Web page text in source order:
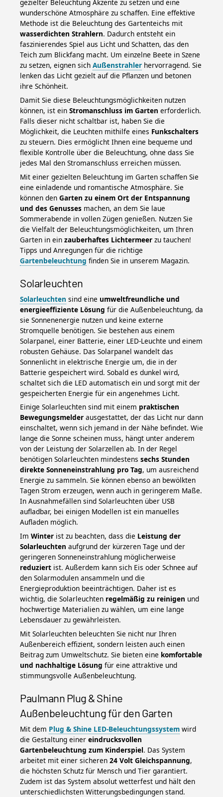
gezielter Beleuchtung Akzente zu setzen und eine
wunderschöne Atmosphäre zu schaffen. Eine effektive
Methode ist die Beleuchtung des Gartenteichs mit
wasserdichten Strahlern. Dadurch entsteht ein
faszinierendes Spiel aus Licht und Schatten, das den
Teich zum Blickfang macht. Um einzelne Beete in Szene
zu setzen, eignen sich Außenstrahler hervorragend. Sie
lenken das Licht gezielt auf die Pflanzen und betonen
ihre Schönheit.
Damit Sie diese Beleuchtungsmöglichkeiten nutzen
können, ist ein Stromanschluss im Garten erforderlich.
Falls dieser nicht schaltbar ist, haben Sie die
Möglichkeit, die Leuchten mithilfe eines Funkschalters
zu steuern. Dies ermöglicht Ihnen eine bequeme und
flexible Kontrolle über die Beleuchtung, ohne dass Sie
jedes Mal den Stromanschluss erreichen müssen.
Mit einer gezielten Beleuchtung im Garten schaffen Sie
eine einladende und romantische Atmosphäre. Sie
können den Garten zu einem Ort der Entspannung
und des Genusses machen, an dem Sie laue
Sommerabende in vollen Zügen genießen. Nutzen Sie
die Vielfalt der Beleuchtungsmöglichkeiten, um Ihren
Garten in ein zauberhaftes Lichtermeer zu tauchen!
Tipps und Anregungen für die richtige
Gartenbeleuchtung finden Sie in unserem Magazin.
Solarleuchten
Solarleuchten sind eine umweltfreundliche und
energieeffiziente Lösung für die Außenbeleuchtung, da
sie Sonnenenergie nutzen und keine externe
Stromquelle benötigen. Sie bestehen aus einem
Solarpanel, einer Batterie, einer LED-Leuchte und einem
robusten Gehäuse. Das Solarpanel wandelt das
Sonnenlicht in elektrische Energie um, die in der
Batterie gespeichert wird. Sobald es dunkel wird,
schaltet sich die LED automatisch ein und sorgt mit der
gespeicherten Energie für ein angenehmes Licht.
Einige Solarleuchten sind mit einem praktischen
Bewegungsmelder ausgestattet, der das Licht nur dann
einschaltet, wenn sich jemand in der Nähe befindet. Wie
lange die Sonne scheinen muss, hängt unter anderem
von der Leistung der Solarzellen ab. In der Regel
benötigen Solarleuchten mindestens sechs Stunden
direkte Sonneneinstrahlung pro Tag, um ausreichend
Energie zu sammeln. Sie können ebenso an bewölkten
Tagen Strom erzeugen, wenn auch in geringerem Maße.
In Ausnahmefällen sind Solarleuchten über USB
aufladbar, bei einigen Modellen ist ein manuelles
Aufladen möglich.
Im Winter ist zu beachten, dass die Leistung der
Solarleuchten aufgrund der kürzeren Tage und der
geringeren Sonneneinstrahlung möglicherweise
reduziert ist. Außerdem kann sich Eis oder Schnee auf
den Solarmodulen ansammeln und die
Energieproduktion beeinträchtigen. Daher ist es
wichtig, die Solarleuchten regelmäßig zu reinigen und
hochwertige Materialien zu wählen, um eine lange
Lebensdauer zu gewährleisten.
Mit Solarleuchten beleuchten Sie nicht nur Ihren
Außenbereich effizient, sondern leisten auch einen
Beitrag zum Umweltschutz. Sie bieten eine komfortable
und nachhaltige Lösung für eine attraktive und
stimmungsvolle Außenbeleuchtung.
Paulmann Plug & Shine
Außenbeleuchtung für den Garten
Mit dem Plug & Shine LED-Beleuchtungssystem wird
die Gestaltung einer eindrucksvollen
Gartenbeleuchtung zum Kinderspiel. Das System
arbeitet mit einer sicheren 24 Volt Gleichspannung,
die höchsten Schutz für Mensch und Tier garantiert.
Zudem ist das System absolut wetterfest und hält den
unterschiedlichsten Witterungsbedingungen stand.